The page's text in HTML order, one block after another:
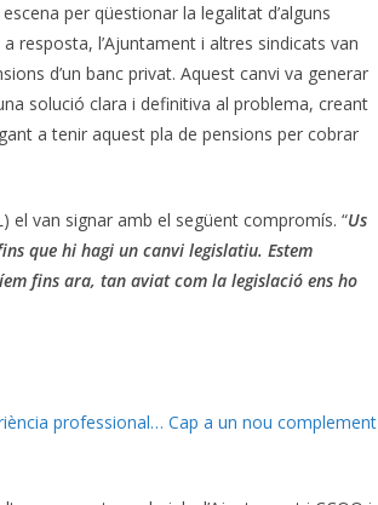
per qüestionar la legalitat d’alguns
resposta, l’Ajuntament i altres sindicats van
d’un banc privat. Aquest canvi va generar
solució clara i definitiva al problema, creant
a tenir aquest pla de pensions per cobrar
el van signar amb el següent compromís. “Us
que hi hagi un canvi legislatiu. Estem
fins ara, tan aviat com la legislació ens ho
professional… Cap a un nou complement